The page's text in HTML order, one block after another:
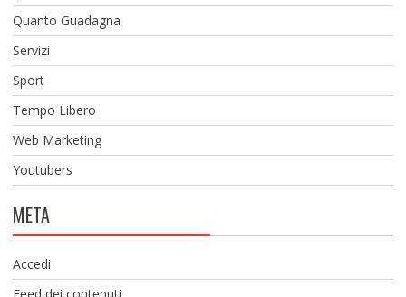
Quanto Guadagna
Servizi
Sport
Tempo Libero
Web Marketing
Youtubers
META
Accedi